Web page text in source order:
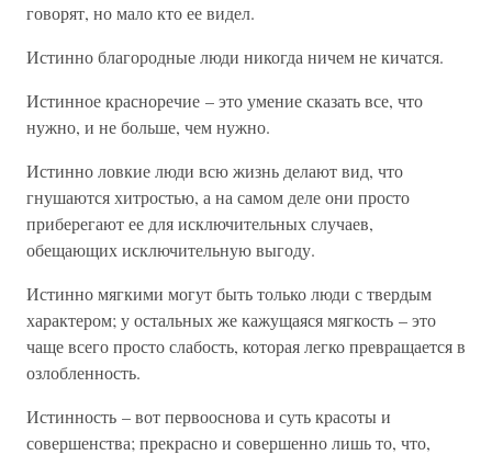
говорят, но мало кто ее видел.
Истинно благородные люди никогда ничем не кичатся.
Истинное красноречие – это умение сказать все, что
нужно, и не больше, чем нужно.
Истинно ловкие люди всю жизнь делают вид, что
гнушаются хитростью, а на самом деле они просто
приберегают ее для исключительных случаев,
обещающих исключительную выгоду.
Истинно мягкими могут быть только люди с твердым
характером; у остальных же кажущаяся мягкость – это
чаще всего просто слабость, которая легко превращается в
озлобленность.
Истинность – вот первооснова и суть красоты и
совершенства; прекрасно и совершенно лишь то, что,